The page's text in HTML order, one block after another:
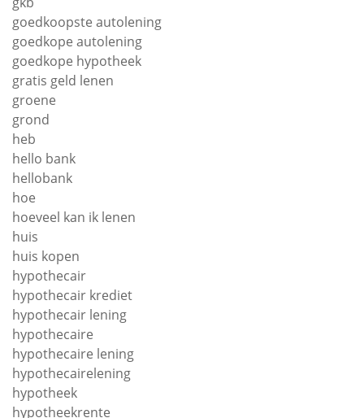
goedkoopste autolening
goedkope autolening
goedkope hypotheek
gratis geld lenen
groene
grond
heb
hello bank
hellobank
hoe
hoeveel kan ik lenen
huis
huis kopen
hypothecair
hypothecair krediet
hypothecair lening
hypothecaire
hypothecaire lening
hypothecairelening
hypotheek
hypotheekrente